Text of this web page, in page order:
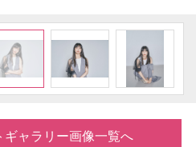
ギャラリー画像一覧へ